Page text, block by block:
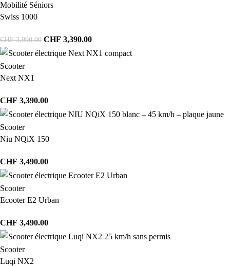
Mobilité Séniors
Swiss 1000
CHF3,990.00 CHF 3,390.00
Scooter
Next NX1
CHF 3,390.00
Scooter
Niu NQiX 150
CHF 3,490.00
Scooter
Ecooter E2 Urban
CHF 3,490.00
Scooter
Luqi NX2